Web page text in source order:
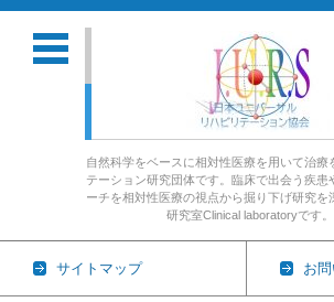
自然科学をベースに相対性医療を用いて治療
テーション研究団体です。臨床で出会う疾患
ーチを相対性医療の視点から掘り下げ研究を
研究室Clinical laboratoryです。
サイトマップ お